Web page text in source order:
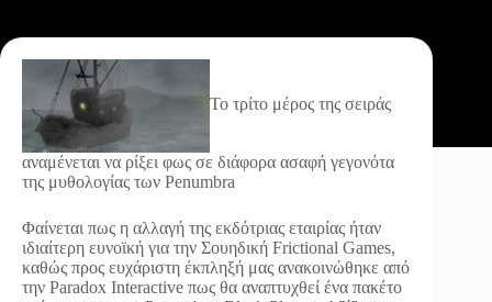
Το τρίτο μέρος της σειράς
αναμένεται να ρίξει φως σε διάφορα ασαφή γεγονότα
της μυθολογίας των Penumbra
Φαίνεται πως η αλλαγή της εκδότριας εταιρίας ήταν
ιδιαίτερη ευνοϊκή για την Σουηδική Frictional Games,
καθώς προς ευχάριστη έκπληξή μας ανακοινώθηκε από
την Paradox Interactive πως θα αναπτυχθεί ένα πακέτο